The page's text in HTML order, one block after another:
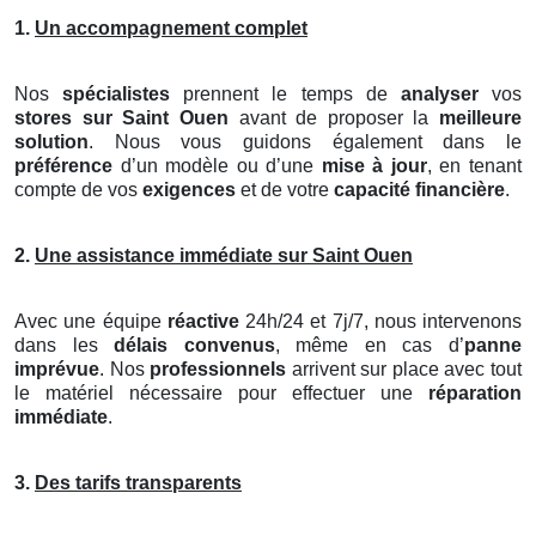
1. Un accompagnement complet
Nosspécialistes prennent le temps de analyservos
stores sur Saint Ouen avant de proposer la meilleure
solution. Nous vous guidons également dans le
préférence d’un modèle ou d’une mise à jour, en tenant
compte de vos exigences et de votre capacité financière.
2. Une assistance immédiate sur Saint Ouen
Avec une équipe réactive24h/24 et 7j/7, nous intervenons
dans lesdélais convenus, même en cas d’panne
imprévue. Nos professionnels arrivent sur place avec tout
le matériel nécessaire pour effectuer une réparation
immédiate.
3. Des tarifs transparents